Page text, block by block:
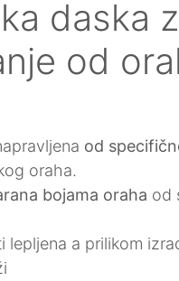
daska
od
od
oraha.
bojama oraha od
lepljena a prilikom